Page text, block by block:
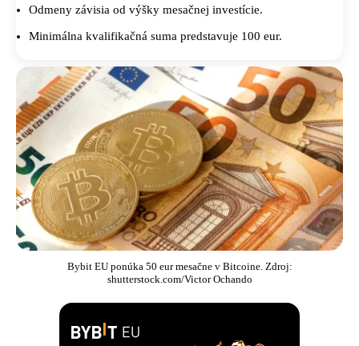
Odmeny závisia od výšky mesačnej investície.
Minimálna kvalifikačná suma predstavuje 100 eur.
Bybit EU ponúka 50 eur mesačne v Bitcoine. Zdroj:
shutterstock.com/Victor Ochando